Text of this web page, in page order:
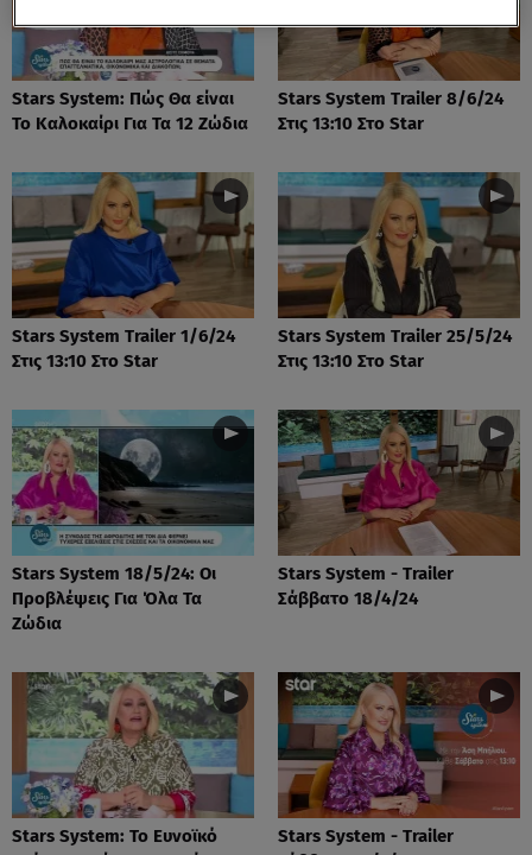
Stars System: Πώς Θα είναι
Το Καλοκαίρι Για Τα 12 Ζώδια
Stars System Trailer 8/6/24
Στις 13:10 Στο Star
Stars System Trailer 1/6/24
Στις 13:10 Στο Star
Stars System Trailer 25/5/24
Στις 13:10 Στο Star
Stars System 18/5/24: Οι
Προβλέψεις Για Όλα Τα
Ζώδια
Stars System - Trailer
Σάββατο 18/4/24
Stars System: Το Ευνοϊκό
Stars System - Trailer